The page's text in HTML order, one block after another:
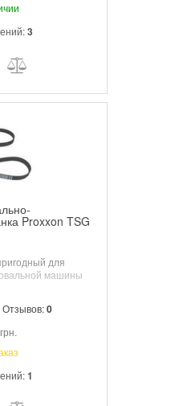
3
Proxxon TSG
для
машины
Отзывов:0
грн.
1